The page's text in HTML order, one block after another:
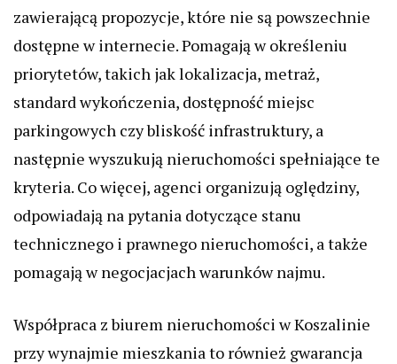
zawierającą propozycje, które nie są powszechnie
dostępne w internecie. Pomagają w określeniu
priorytetów, takich jak lokalizacja, metraż,
standard wykończenia, dostępność miejsc
parkingowych czy bliskość infrastruktury, a
następnie wyszukują nieruchomości spełniające te
kryteria. Co więcej, agenci organizują oględziny,
odpowiadają na pytania dotyczące stanu
technicznego i prawnego nieruchomości, a także
pomagają w negocjacjach warunków najmu.
Współpraca z biurem nieruchomości w Koszalinie
przy wynajmie mieszkania to również gwarancja